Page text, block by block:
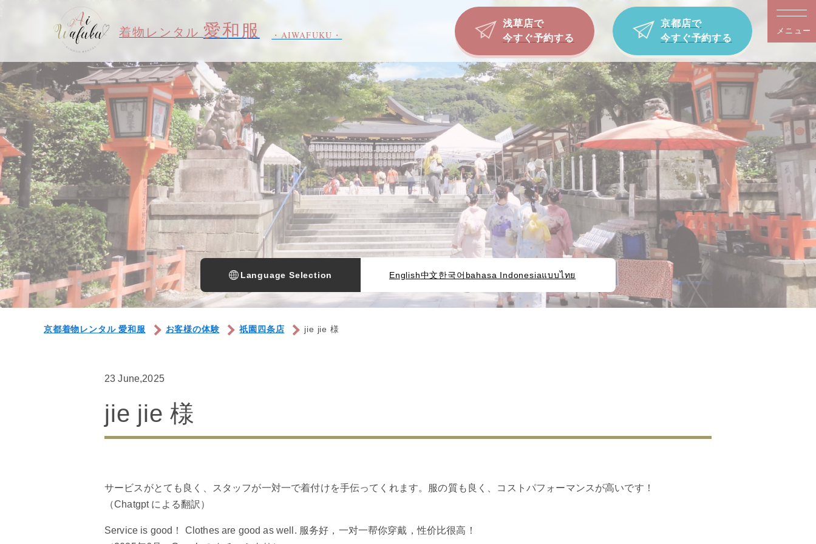
着物レンタル 愛和服 ・AIWAFUKU・
浅草店で
今すぐ予約する
京都店で
今すぐ予約する
メニュー
京都着物レンタル 愛和服 お客様の体験 祇園四条店 jie jie 様
Language Selection English中文한국어 bahasa Indonesiaแบบไทย
23 June,2025
jie jie 様
サービスがとても良く、スタッフが一対一で着付けを手伝ってくれます。服の質も良く、コストパフォーマンスが高いです！
（Chatgpt による翻訳）
Service is good！ Clothes are good as well. 服务好，一对一帮你穿戴，性价比很高！